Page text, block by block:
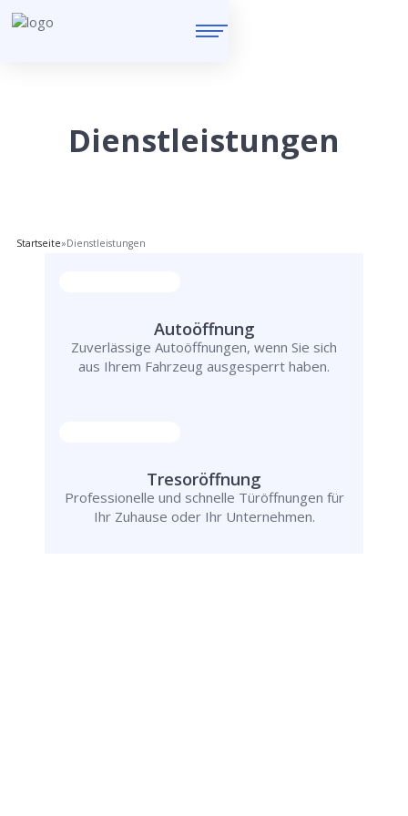
Dienstleistungen
Startseite»Dienstleistungen
Autoöffnung
Zuverlässige Autoöffnungen, wenn Sie sich
aus Ihrem Fahrzeug ausgesperrt haben.
Tresoröffnung
Professionelle und schnelle Türöffnungen für
Ihr Zuhause oder Ihr Unternehmen.